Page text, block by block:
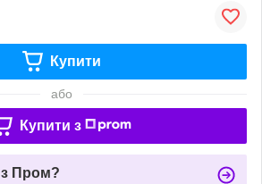
Купити
або
Купити з
з Пром?